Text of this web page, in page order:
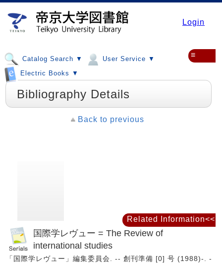
Login
Catalog Search ▼
User Service ▼
Electric Books ▼
≡
Bibliography Details
Back to previous
国際学レヴュー = The Review of
international studies
「国際学レヴュー」編集委員会. -- 創刊準備 [0] 号 (1988)-. -
Related Information<<